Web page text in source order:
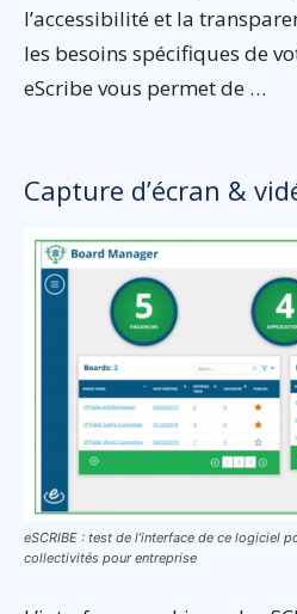
l’accessibilité et la
les besoins spécifiques de
eScribe vous permet de …
Capture d’écran &
eSCRIBE : test de l’interface de ce logiciel
collectivités pour entreprise